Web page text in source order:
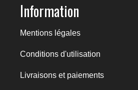
Information
Mentions légales
Conditions d'utilisation
Livraisons et paiements